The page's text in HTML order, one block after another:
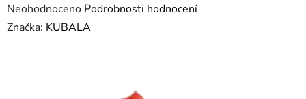
Průměrné
hodnocení
Neohodnoceno Podrobnosti hodnocení
Značka: KUBALA